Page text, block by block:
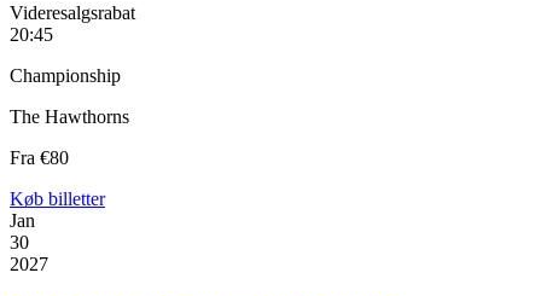
Videresalgsrabat
20:45
Championship
The Hawthorns
Fra €80
Køb billetter
Jan
30
2027